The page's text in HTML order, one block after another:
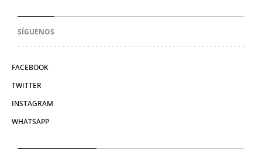
SÍGUENOS
FACEBOOK
TWITTER
INSTAGRAM
WHATSAPP